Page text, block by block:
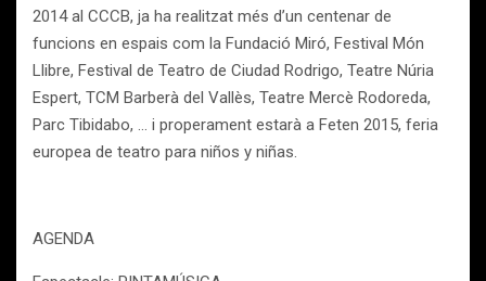
2014 al CCCB, ja ha realitzat més d’un centenar de
funcions en espais com la Fundació Miró, Festival Món
Llibre, Festival de Teatro de Ciudad Rodrigo, Teatre Núria
Espert, TCM Barberà del Vallès, Teatre Mercè Rodoreda,
Parc Tibidabo, … i properament estarà a Feten 2015, feria
europea de teatro para niños y niñas.
AGENDA